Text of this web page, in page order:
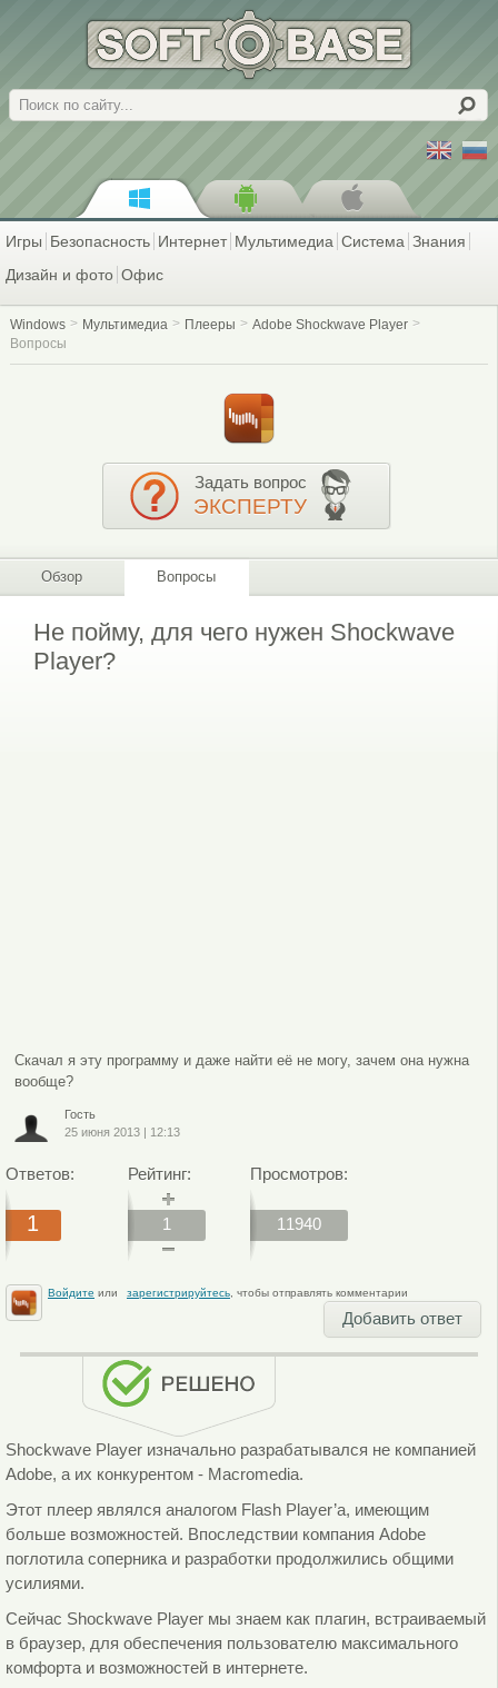
Поиск
Игры Безопасность Интернет Мультимедиа Система Знания
Дизайн и фото Офис
Windows Мультимедиа Плееры
Adobe Shockwave Player
Вопросы
Задать вопрос
ЭКСПЕРТУ
Обзор Вопросы
Не пойму, для чего нужен Shockwave
Player?
Скачал я эту программу и даже найти её не могу, зачем она нужна
вообще?
Гость
25 июня 2013| 12:13
Ответов:
1
Рейтинг:
1
Просмотров:
11940
Войдите или зарегистрируйтесь, чтобы отправлять комментарии
Добавить ответ
Shockwave Player изначально разрабатывался не компанией
Adobe, а их конкурентом - Macromedia.
Этот плеер являлся аналогом Flash Player’а, имеющим
больше возможностей. Впоследствии компания Adobe
поглотила соперника и разработки продолжились общими
усилиями.
Сейчас Shockwave Player мы знаем как плагин, встраиваемый
в браузер, для обеспечения пользователю максимального
комфорта и возможностей в интернете.